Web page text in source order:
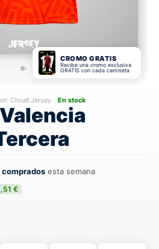
CROMO GRATIS
Recibe una cromo exclusiva
GRATIS con cada camiseta
Cloud Jersey En stock
comprados esta semana
€